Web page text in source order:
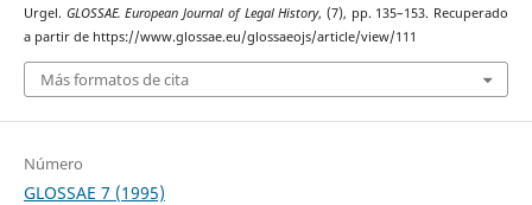
Urgel. GLOSSAE. European Journal of Legal History, (7), pp. 135–153. Recuperado
a partir de https://www.glossae.eu/glossaeojs/article/view/111
Más formatos de cita
Número
GLOSSAE 7 (1995)